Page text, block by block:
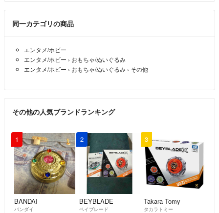
同一カテゴリの商品
エンタメ/ホビー
エンタメ/ホビー › おもちゃ/ぬいぐるみ
エンタメ/ホビー › おもちゃ/ぬいぐるみ › その他
その他の人気ブランドランキング
1
BANDAI
バンダイ
2
BEYBLADE
ベイブレード
3
Takara Tomy
タカラトミー